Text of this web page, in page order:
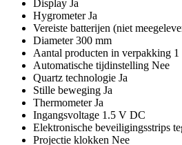
Display Ja
Hygrometer Ja
Vereiste batterijen (niet
Diameter 300 mm
Aantal producten in verpakking 1
Automatische tijdinstelling Nee
Quartz technologie Ja
Stille beweging Ja
Thermometer Ja
Ingangsvoltage 1.5 V DC
Elektronische beveiligingsstrips
Projectie klokken Nee